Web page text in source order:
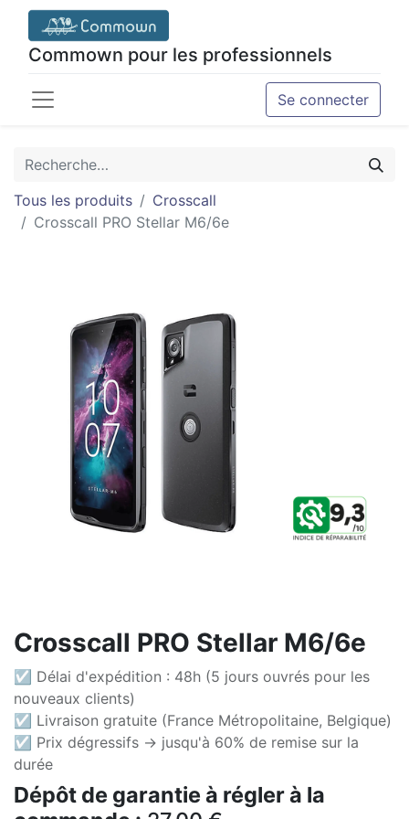
Commown pour les professionnels
Se connecter
Tous les produits
Crosscall
Crosscall PRO Stellar M6/6e
Crosscall PRO Stellar M6/6e
☑ Délai d'expédition : 48h (5 jours ouvrés pour les
nouveaux clients)
☑ Livraison gratuite (France Métropolitaine, Belgique)
☑ Prix dégressifs -> jusqu'à 60% de remise sur la
durée
Dépôt de garantie à régler à la